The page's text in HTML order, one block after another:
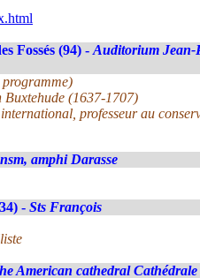
Fossés (94) - Auditorium Jean-
(1637-1707)
professeur au
amphi Darasse
- Sts François
American cathedral